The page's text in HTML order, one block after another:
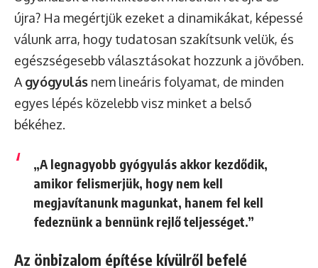
újra? Ha megértjük ezeket a dinamikákat, képessé
válunk arra, hogy tudatosan szakítsunk velük, és
egészségesebb választásokat hozzunk a jövőben.
A gyógyulás nem lineáris folyamat, de minden
egyes lépés közelebb visz minket a belső
békéhez.
„A legnagyobb gyógyulás akkor kezdődik,
amikor felismerjük, hogy nem kell
megjavítanunk magunkat, hanem fel kell
fedeznünk a bennünk rejlő teljességet.”
Az önbizalom építése kívülről befelé